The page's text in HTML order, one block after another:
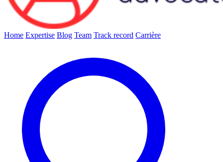
Home Expertise Blog Team Track record Carrière